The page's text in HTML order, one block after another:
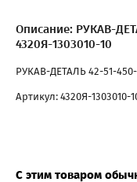
Описание: РУКАВ-
4320Я-1303010-10
РУКАВ-ДЕТАЛЬ 42-51-
Артикул: 4320Я-1303010-
С этим товаром